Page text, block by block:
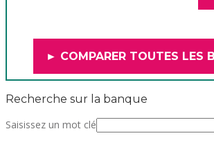
► COMPARER TOUTES LES
Recherche sur la banque
Saisissez un mot clé